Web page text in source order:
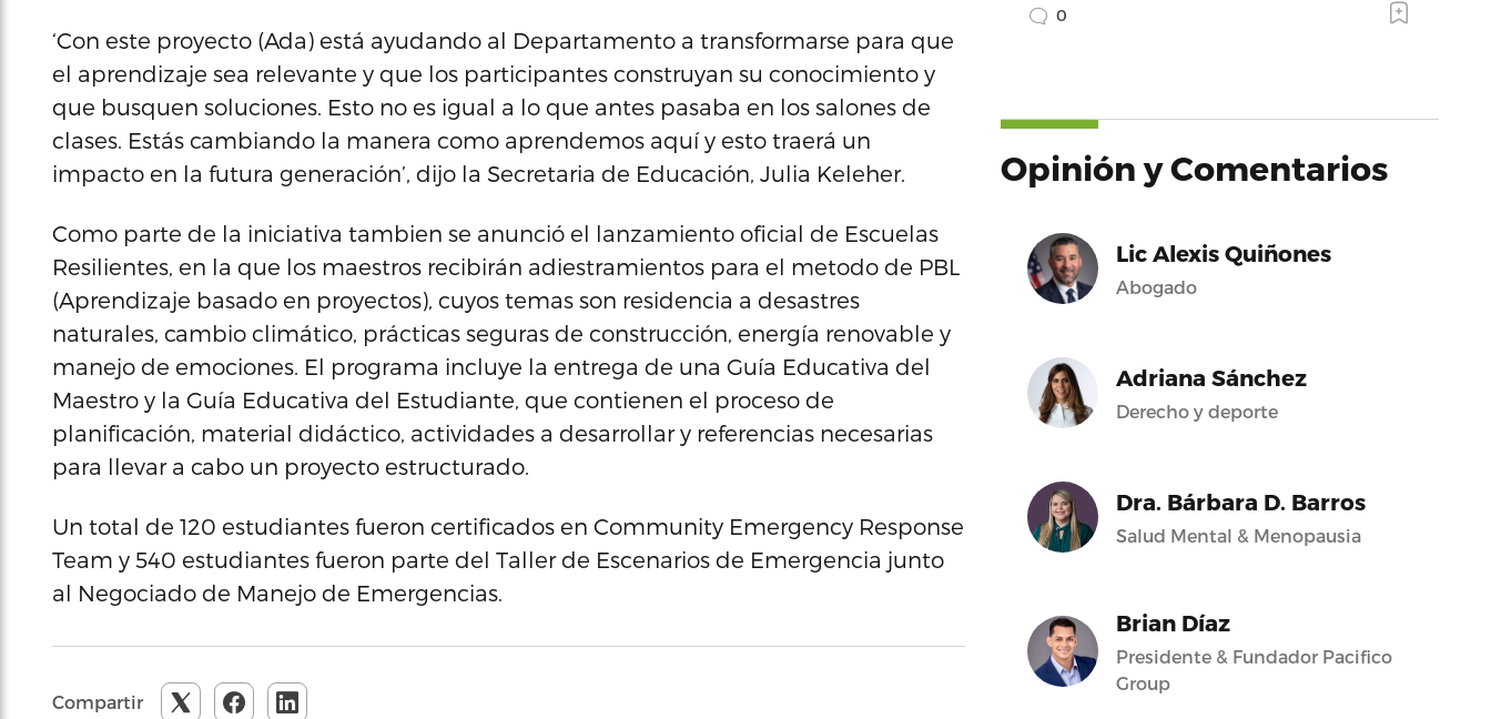
‘Con este proyecto (Ada) está ayudando al Departamento a transformarse para que
el aprendizaje sea relevante y que los participantes construyan su conocimiento y
que busquen soluciones. Esto no es igual a lo que antes pasaba en los salones de
clases. Estás cambiando la manera como aprendemos aquí y esto traerá un
impacto en la futura generación’, dijo la Secretaria de Educación, Julia Keleher.
Como parte de la iniciativa tambien se anunció el lanzamiento oficial de Escuelas
Resilientes, en la que los maestros recibirán adiestramientos para el metodo de PBL
(Aprendizaje basado en proyectos), cuyos temas son residencia a desastres
naturales, cambio climático, prácticas seguras de construcción, energía renovable y
manejo de emociones. El programa incluye la entrega de una Guía Educativa del
Maestro y la Guía Educativa del Estudiante, que contienen el proceso de
planificación, material didáctico, actividades a desarrollar y referencias necesarias
para llevar a cabo un proyecto estructurado.
Un total de 120 estudiantes fueron certificados en Community Emergency Response
Team y 540 estudiantes fueron parte del Taller de Escenarios de Emergencia junto
al Negociado de Manejo de Emergencias.
Compartir
0
Opinión y Comentarios
Lic Alexis Quiñones
Abogado
Adriana Sánchez
Derecho y deporte
Dra. Bárbara D. Barros
Salud Mental & Menopausia
Brian Díaz
Presidente & Fundador Pacifico
Group